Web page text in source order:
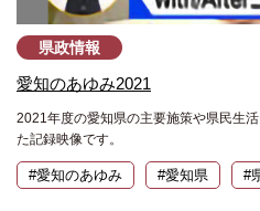
県政情報
愛知のあゆみ2021
2021年度の愛知県の主要施策や県民生
た記録映像です。
#愛知のあゆみ #愛知県 #